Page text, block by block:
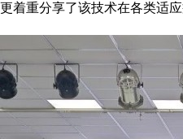
更着重分享了该技术在各类适